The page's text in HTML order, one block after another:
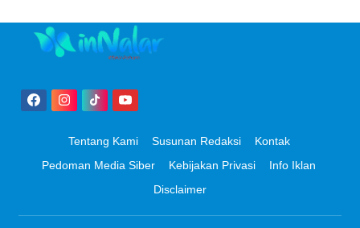
Tentang Kami Susunan Redaksi
Kontak
Pedoman Media Siber
Kebijakan Privasi
Info Iklan
Disclaimer